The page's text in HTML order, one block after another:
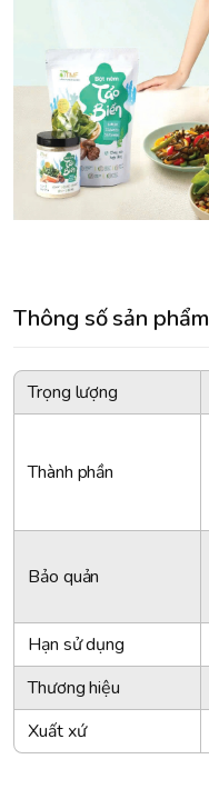
Thông số sản phẩm
Trọng lượng
Thành phần
Bảo quản
Hạn sử dụng
Thương hiệu
Xuất xứ